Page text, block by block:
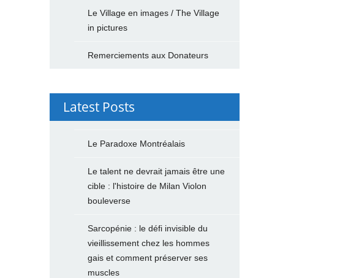
Le Village en images / The Village
in pictures
Remerciements aux Donateurs
Latest Posts
Le Paradoxe Montréalais
Le talent ne devrait jamais être une
cible : l'histoire de Milan Violon
bouleverse
Sarcopénie : le défi invisible du
vieillissement chez les hommes
gais et comment préserver ses
muscles